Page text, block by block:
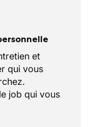
et
qui vous
job qui vous